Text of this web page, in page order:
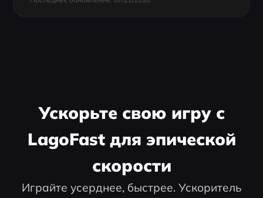
Ускорьте свою игру с
LagoFast для эпической
скорости
Играйте усерднее, быстрее. Ускоритель